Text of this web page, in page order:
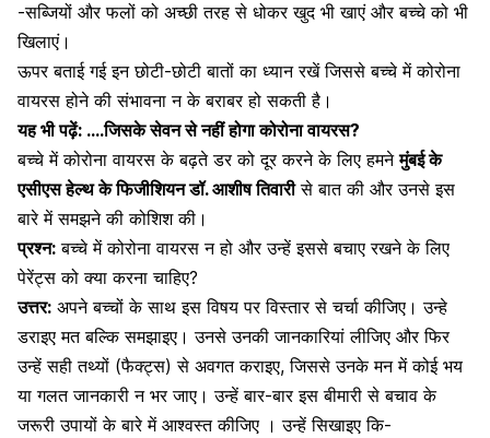
-सब्जियों और फलों को अच्छी तरह से धोकर खुद भी खाएं और बच्चे को भी
खिलाएं।
ऊपर बताई गई इन छोटी-छोटी बातों का ध्यान रखें जिससेबच्चे में कोरोना
वायरस होने की संभावना न के बराबर हो सकती है।
यह भी पढ़ें: ….जिसके सेवन से नहीं होगा कोरोना वायरस?
बच्चे में कोरोना वायरस के बढ़ते डर को दूर करने के लिए हमनेमुंबई के
एसीएस हेल्थ के फिजीशियन डॉ. आशीष तिवारीसे बात की और उनसे इस
बारे में समझने की कोशिश की।
प्रश्न: बच्चे में कोरोना वायरस न हो और उन्हें इससे बचाए रखने के लिए
पेरेंट्स को क्या करना चाहिए?
उत्तर: अपने बच्चों के साथ इस विषय पर विस्तार से चर्चा कीजिए। उन्हे
डराइए मत बल्कि समझाइए। उनसे उनकी जानकारियां लीजिए और फिर
उन्हें सही तथ्यों (फैक्ट्स) से अवगत कराइए, जिससे उनके मन में कोई भय
या गलत जानकारी न भर जाए। उन्हें बार-बार इस बीमारी से बचाव के
जरूरी उपायों के बारे में आश्वस्त कीजिए । उन्हें सिखाइए कि-